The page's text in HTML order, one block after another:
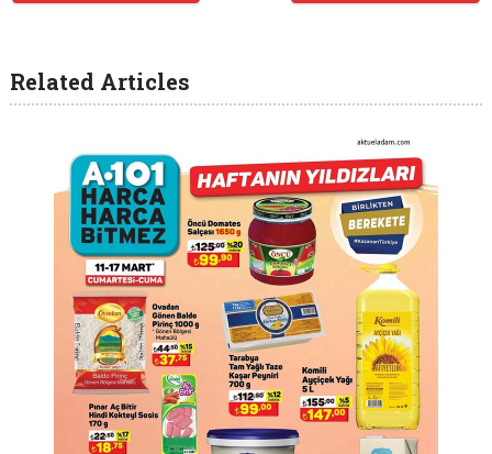
Related Articles